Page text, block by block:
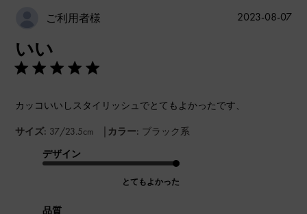
ご利用者様
いい
カッコいいしスタイリッシュでとてもよかったです、
サイズ: 37/23.5cm | カラー: ブラック系
デザイン
とてもよかった
品質
公
2023-08-07